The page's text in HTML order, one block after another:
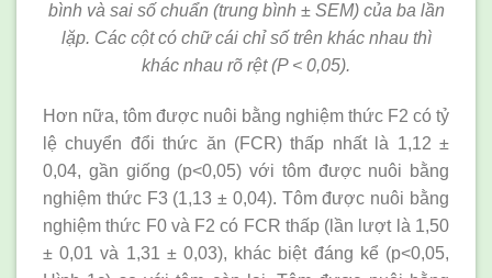
bình và sai số chuẩn (trung bình ± SEM) của ba lần
lặp. Các cột có chữ cái chỉ số trên khác nhau thì
khác nhau rõ rệt (P < 0,05).
Hơn nữa, tôm được nuôi bằng nghiệm thức F2 có tỷ
lệ chuyển đổi thức ăn (FCR) thấp nhất là 1,12 ±
0,04, gần giống (p<0,05) với tôm được nuôi bằng
nghiệm thức F3 (1,13 ± 0,04). Tôm được nuôi bằng
nghiệm thức F0 và F2 có FCR thấp (lần lượt là 1,50
± 0,01 và 1,31 ± 0,03), khác biệt đáng kể (p<0,05,